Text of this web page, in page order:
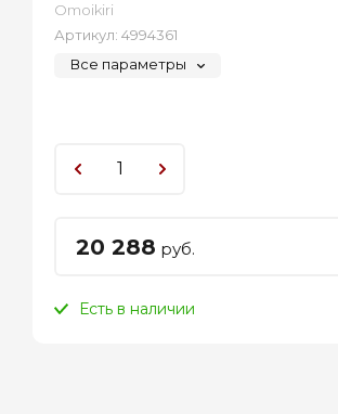
Omoikiri
Артикул: 4994361
Все параметры
20 288 руб.
Есть в наличии